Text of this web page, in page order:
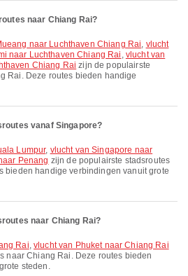
naar Chiang Rai?
naar Luchthaven Chiang Rai, vlucht
naar Luchthaven Chiang Rai , vlucht van
Chiang Rai zijn de populairste
Rai. Deze routes bieden handige
vanaf Singapore?
Lumpur, vlucht van Singapore naar
Penang zijn de populairste stadsroutes
bieden handige verbindingen vanuit grote
naar Chiang Rai?
Rai,vlucht van Phuket naar Chiang Rai
naar Chiang Rai. Deze routes bieden
steden.